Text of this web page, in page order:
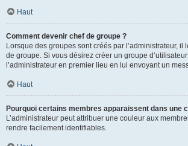
Haut
Comment devenir chef de groupe ?
Lorsque des groupes sont créés par l’administrateur, il
de groupe. Si vous désirez créer un groupe
l’administrateur en premier lieu en lui envoyant un
Haut
Pourquoi certains membres apparaissent dans une
L’administrateur peut attribuer une couleur aux
rendre facilement identifiables.